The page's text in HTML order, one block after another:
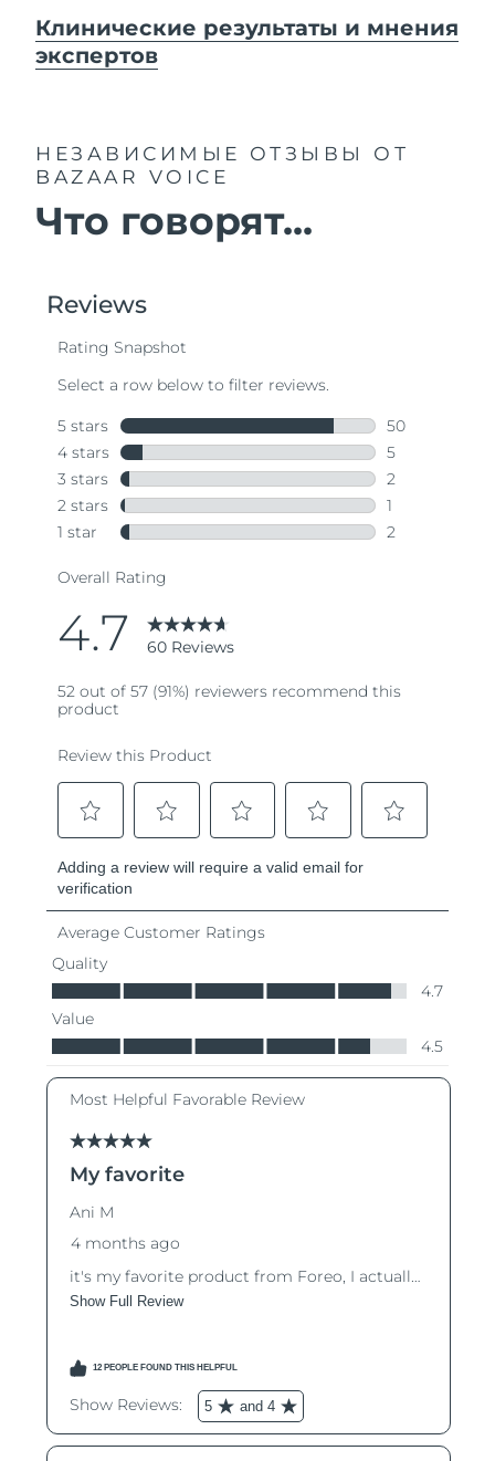
Клинические результаты и мнения
экспертов
НЕЗАВИСИМЫЕ ОТЗЫВЫ
ОТ
BAZAAR VOICE
Что говорят...